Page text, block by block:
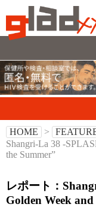
HOME >
Shangri-La 38 -
the Summer”
レポート：
Golden Week